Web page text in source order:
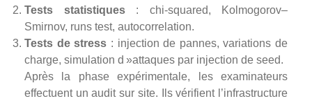
Tests statistiques: chi‑squared, Kolmogorov–
Smirnov, runs test, autocorrelation.
Tests de stress : injection de pannes, variations de
charge, simulation d »attaques par injection de seed.
Après la phase expérimentale, les examinateurs
effectuent un audit sur site. Ils vérifient l’infrastructure